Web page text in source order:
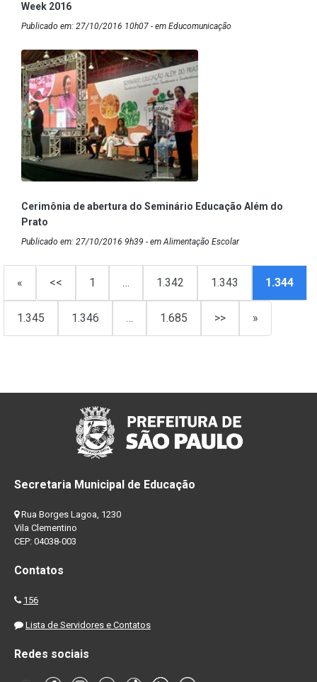
Week 2016
Publicado em: 27/10/2016 10h07 - em Educomunicação
Cerimônia de abertura do Seminário Educação Além do
Prato
Publicado em: 27/10/2016 9h39 - em Alimentação Escolar
« << 1 … 1.342 1.343 1.344
1.345 1.346 … 1.685 >> »
Secretaria Municipal de Educação
Rua Borges Lagoa, 1230
Vila Clementino
CEP: 04038-003
Contatos
156
Lista de Servidores e Contatos
Redes sociais